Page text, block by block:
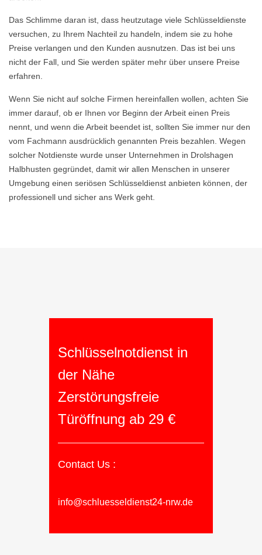
Das Schlimme daran ist, dass heutzutage viele Schlüsseldienste
versuchen, zu Ihrem Nachteil zu handeln, indem sie zu hohe
Preise verlangen und den Kunden ausnutzen. Das ist bei uns
nicht der Fall, und Sie werden später mehr über unsere Preise
erfahren.
Wenn Sie nicht auf solche Firmen hereinfallen wollen, achten Sie
immer darauf, ob er Ihnen vor Beginn der Arbeit einen Preis
nennt, und wenn die Arbeit beendet ist, sollten Sie immer nur den
vom Fachmann ausdrücklich genannten Preis bezahlen. Wegen
solcher Notdienste wurde unser Unternehmen in Drolshagen
Halbhusten gegründet, damit wir allen Menschen in unserer
Umgebung einen seriösen Schlüsseldienst anbieten können, der
professionell und sicher ans Werk geht.
Schlüsselnotdienst in
der Nähe
Zerstörungsfreie
Türöffnung ab 29 €
Contact Us :
info@schluesseldienst24-nrw.de